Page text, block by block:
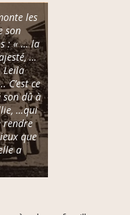
les
son
: « … la
…
Leïla
C’est ce
son dû à
…qui
rendre
que
a